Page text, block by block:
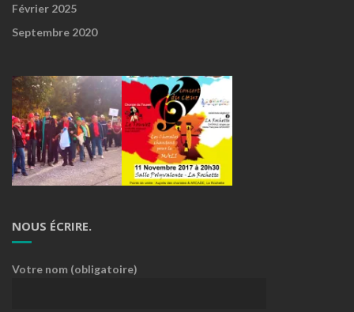
Février 2025
Septembre 2020
NOUS ÉCRIRE.
Votre nom (obligatoire)